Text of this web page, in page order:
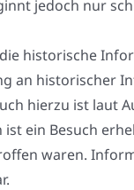
jedoch nur
his­to­ri­sche
an his­to­ri­scher
hier­zu ist laut
ein Besuch
waren.